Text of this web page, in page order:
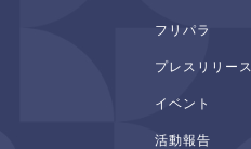
フリパラ
プレスリリース
イベント
活動報告